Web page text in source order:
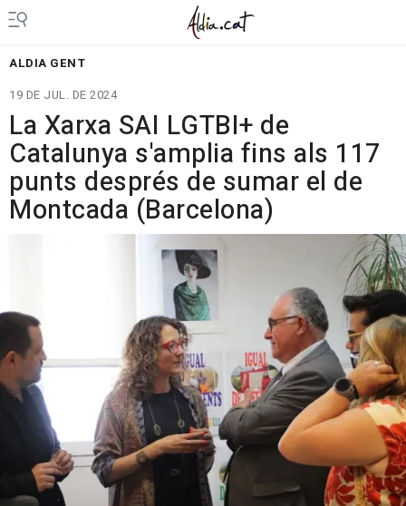
ALDIA GENT
19 DE JUL. DE 2024
La Xarxa SAI LGTBI+ de
Catalunya s'amplia fins als 117
punts després de sumar el de
Montcada (Barcelona)